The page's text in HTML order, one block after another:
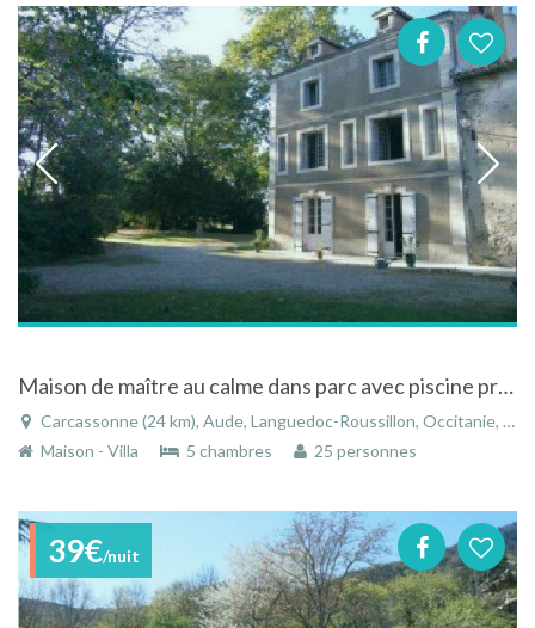
Maison de maître au calme dans parc avec piscine près de Carcassonne dans le Languedoc-Roussillon
Carcassonne (24 km), Aude, Languedoc-Roussillon, Occitanie, France
Maison - Villa
5 chambres 25 personnes
39€/nuit